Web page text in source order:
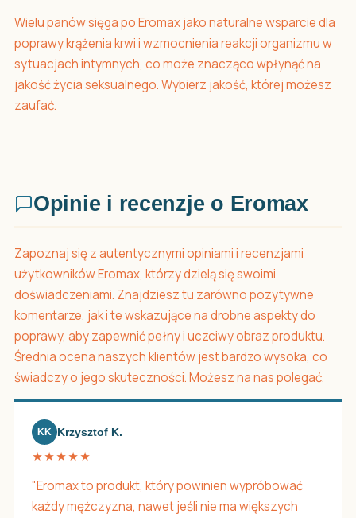
Wielu panów sięga po Eromax jako naturalne wsparcie dla
poprawy krążenia krwi i wzmocnienia reakcji organizmu w
sytuacjach intymnych, co może znacząco wpłynąć na
jakość życia seksualnego. Wybierz jakość, której możesz
zaufać.
Opinie i recenzje o Eromax
Zapoznaj się z autentycznymi opiniami i recenzjami
użytkowników Eromax, którzy dzielą się swoimi
doświadczeniami. Znajdziesz tu zarówno pozytywne
komentarze, jak i te wskazujące na drobne aspekty do
poprawy, aby zapewnić pełny i uczciwy obraz produktu.
Średnia ocena naszych klientów jest bardzo wysoka, co
świadczy o jego skuteczności. Możesz na nas polegać.
KK Krzysztof K.
★★★★★
"Eromax to produkt, który powinien wypróbować
każdy mężczyzna, nawet jeśli nie ma większych